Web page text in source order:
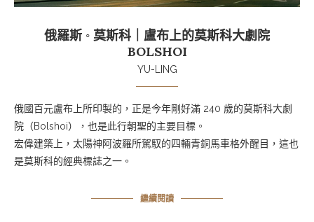
俄羅斯 ◦ 莫斯科｜盧布上的莫斯科大劇院
BOLSHOI
YU-LING
俄國百元盧布上所印製的，正是今年剛好滿 240 歲的莫斯科大劇
院（Bolshoi），也是此行朝聖的主要目標。
宏偉建築上，太陽神阿波羅所駕馭的四輛青銅馬車格外醒目，這也
是莫斯科的經典標誌之一。
繼續閱讀